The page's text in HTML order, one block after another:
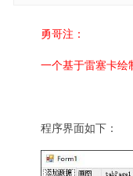
勇哥注：
一个基于雷塞卡绘
程序界面如下：